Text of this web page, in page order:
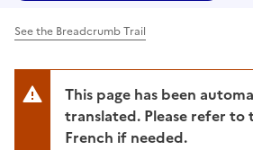
See the Breadcrumb Trail
This page has been automatically
translated. Please refer to
French if needed.